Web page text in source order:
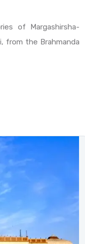
of Margashirsha-
from the Brahmanda